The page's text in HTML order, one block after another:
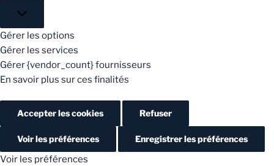
Gérer les options
Gérer les services
Gérer {vendor_count} fournisseurs
En savoir plus sur ces finalités
Accepter les cookies Refuser
Voir les préférences Enregistrer les préférences
Voir les préférences